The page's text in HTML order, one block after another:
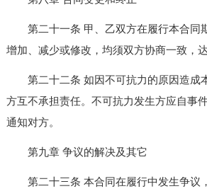
第二十一条 甲、乙双方在履行本合同
增加、减少或修改，均须双方协商一致，
第二十二条 如因不可抗力的原因造成
方互不承担责任。不可抗力发生方应自事
通知对方。
第九章 争议的解决及其它
第二十三条 本合同在履行中发生争议